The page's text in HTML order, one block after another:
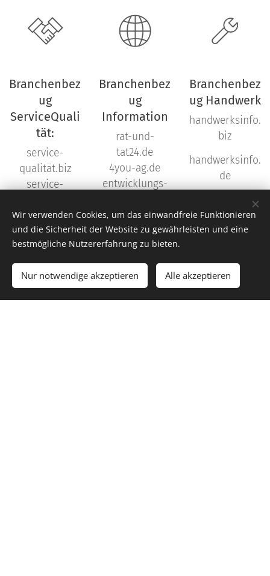
Branchenbez
ug
ServiceQuali
tät:
service-
qualität.biz
service-
servicequalität.
biz
Branchenbez
ug
Information
rat-und-
tat24.de
4you-ag.de
entwicklungs-
entwicklungs-
agentur.eu
unternehmersc
hule.biz
regio-
Branchenbez
ug Handwerk
handwerksinfo.
biz
handwerksinfo.
de
Wir verwenden Cookies, um das einwandfreie Funktionieren
und die Sicherheit der Website zu gewährleisten und eine
bestmögliche Nutzererfahrung zu bieten.
Nur notwendige akzeptieren Alle akzeptieren